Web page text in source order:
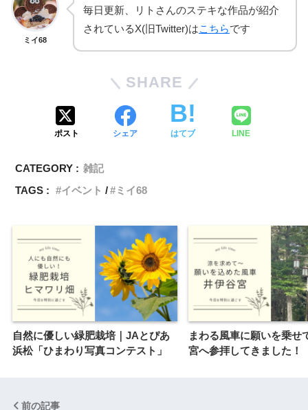
ミイ68
毎日更新、リトさんのステキな作品が紹介
されているX(旧Twitter)はこちらです
SHARE
ポスト シェア はてブ LINE
CATEGORY : 雑記
TAGS :
イベント ミイ68
自然に優しい緑肥栽培｜JAとぴあ
浜松「ひまわり写真コンテスト」
まわる風車に願いを乗せ
宮へ参拝してきました！
前の記事